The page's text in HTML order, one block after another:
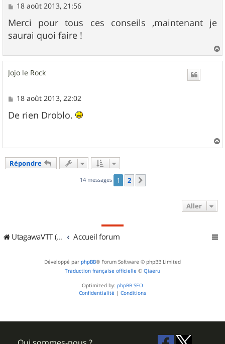
M
s
s
a
e
18 août 2013, 21:56
Merci pour tous ces conseils ,maintenant je
saurai quoi faire !
a
Jojo le Rock
M
s
s
e
18 août 2013, 22:02
De rien Droblo.
a
Répondre
14 messages 1 2
Aller
UtagawaVTT (Randos VTT et VTTAE avec traces GPS) Accueil forum
Développé par phpBB® Forum Software © phpBB Limited
Traduction française officielle © Qiaeru
Optimized by: phpBB SEO
Confidentialité | Conditions